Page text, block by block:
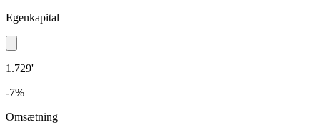
Egenkapital
1.729'
-7%
Omsætning